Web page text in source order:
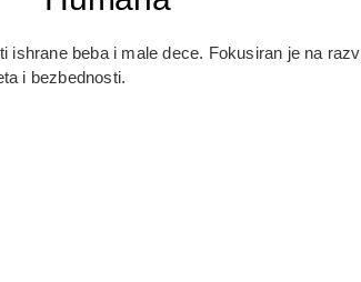
ishrane beba i male dece. Fokusiran je na
i bezbednosti.